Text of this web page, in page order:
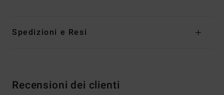
Spedizioni e Resi
Recensioni dei clienti